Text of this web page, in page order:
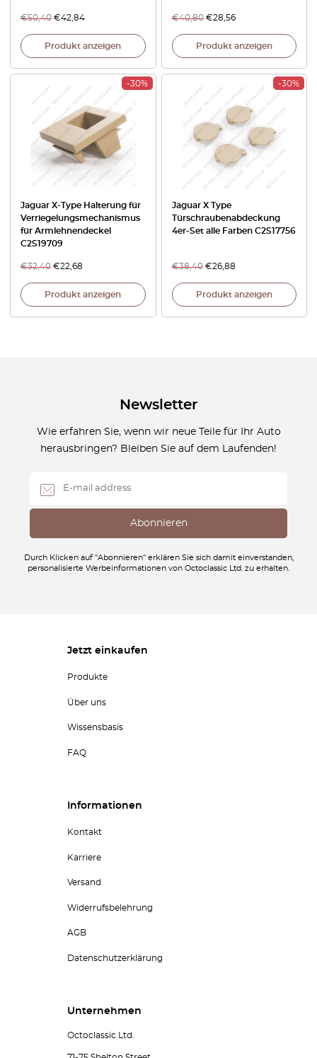
€50,40 €42,84
Produkt anzeigen
€40,80 €28,56
Produkt anzeigen
-30%
Jaguar X-Type Halterung für
Verriegelungsmechanismus
für Armlehnendeckel
C2S19709
€32,40 €22,68
Produkt anzeigen
-30%
Jaguar X Type
Türschraubenabdeckung
4er-Set alle Farben C2S17756
€38,40 €26,88
Produkt anzeigen
Newsletter
Wie erfahren Sie, wenn wir neue Teile für Ihr Auto
herausbringen? Bleiben Sie auf dem Laufenden!
Durch Klicken auf "Abonnieren" erklären Sie sich damit einverstanden,
personalisierte Werbeinformationen von Octoclassic Ltd. zu erhalten.
Jetzt einkaufen
Produkte
Über uns
Wissensbasis
FAQ
Informationen
Kontakt
Karriere
Versand
Widerrufsbelehrung
AGB
Datenschutzerklärung
Unternehmen
Octoclassic Ltd.